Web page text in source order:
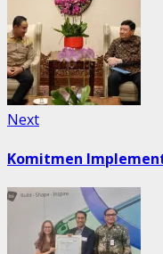
NextNext
Komitmen